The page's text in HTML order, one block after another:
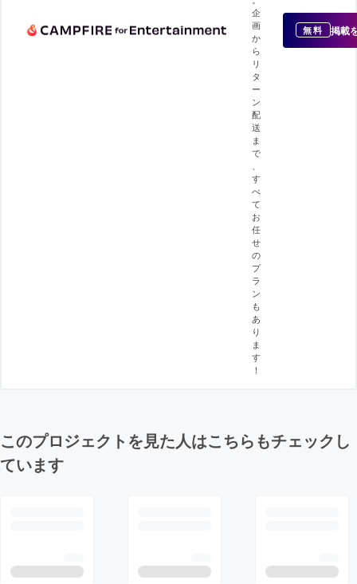
企
画
か
ら
リ
タ
ー
ン
配
送
ま
で
す
べ
て
お
任
せ
の
プ
ラ
ン
も
あ
り
ま
す
！
無料 掲載
このプロジェクトを見た人はこちらもチェックし
ています